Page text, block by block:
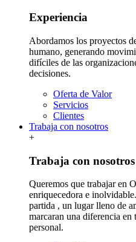
Experiencia
Abordamos los proyectos
humano, generando
difíciles de las
decisiones.
Oferta de Valor
Servicios
Clientes
Trabaja con nosotros
+
Trabaja con nosotros
Queremos que trabajar en
enriquecedora e
partida , un lugar lleno de
marcaran una diferencia
personal.